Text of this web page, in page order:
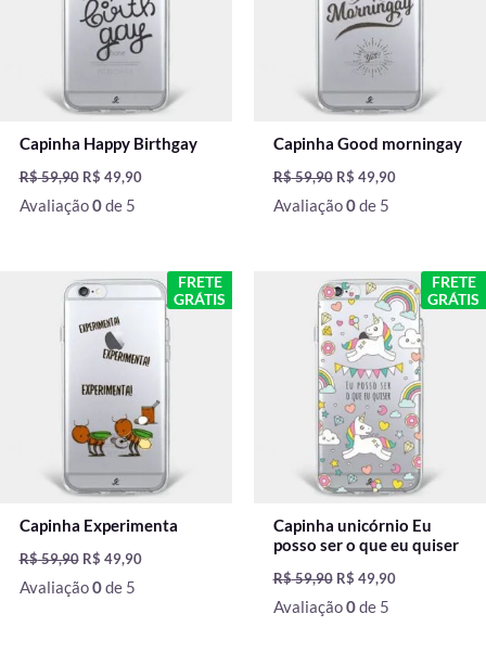
Capinha Happy Birthgay
R$59,90 R$ 49,90
Avaliação0de 5
Capinha Good morningay
R$59,90 R$ 49,90
Avaliação0de 5
FRETE
GRÁTIS
Capinha Experimenta
R$59,90
O
preço
original
era:
R$ 59,90.
R$ 49,90
O
preço
atual
R$ 49,90.
Avaliação0de 5
FRETE
GRÁTIS
Capinha unicórnio Eu
posso ser o que eu quiser
R$59,90
O
preço
original
era:
R$ 59,90.
R$ 49,90
O
preço
atual
é:
R$ 49,90.
Avaliação0de 5